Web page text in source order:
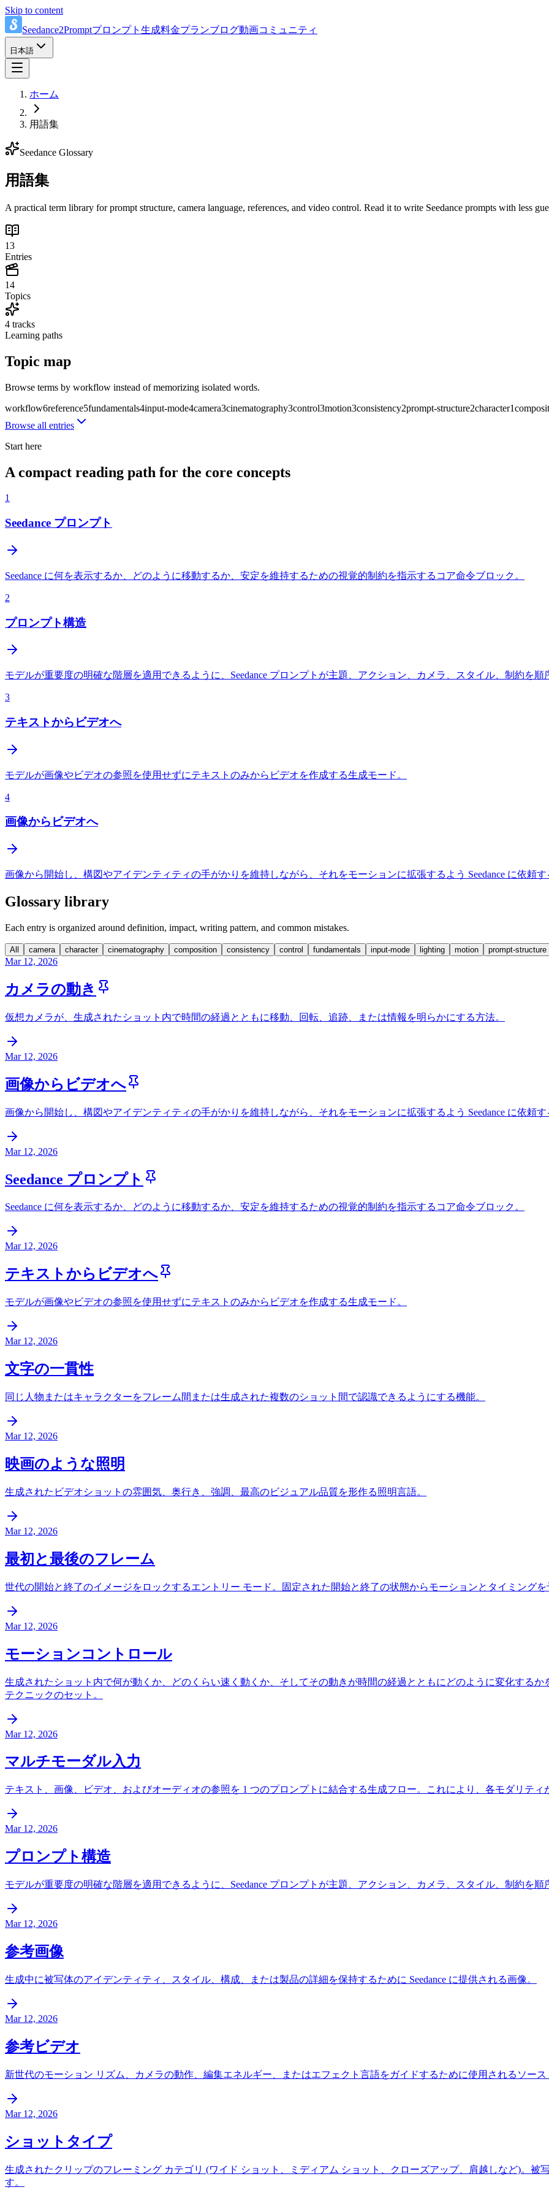
Skip to content
Seedance2Promptプロンプト 生成料金プランブログ動画コミュニティ
日本語
ホーム
用語集
Seedance Glossary
用語集
A practical term library for prompt structure, camera language, references, and video control. Read it to write Seedance prompts with less
13
Entries
14
Topics
4 tracks
Learning paths
Topic map
Browse terms by workflow instead of memorizing isolated words.
workflow6reference5fundamentals4input-mode4camera3cinematography3control3motion3consistency2prompt-structure2character1
Browse all entries
Start here
A compact reading path for the core concepts
1
Seedance プロンプト
Seedance に何を表示するか、どのように移動するか、安定を維持するための視覚的制約を指示するコア命令ブロック。
2
プロンプト構造
モデルが重要度の明確な階層を適用できるように、Seedance プロンプトが主題、アクション、カメラ、スタイル、制約を順
3
テキストからビデオへ
モデルが画像やビデオの参照を使用せずにテキストのみからビデオを作成する生成モード。
4
画像からビデオへ
画像から開始し、構図やアイデンティティの手がかりを維持しながら、それをモーションに拡張するよう Seedance に依頼す
Glossary library
Each entry is organized around definition, impact, writing pattern, and common mistakes.
All camera character cinematography composition consistency control fundamentals input-mode lighting motion prompt-structure
Mar 12, 2026
カメラの動き
仮想カメラが、生成されたショット内で時間の経過とともに移動、回転、追跡、または情報を明らかにする方法。
Mar 12, 2026
画像からビデオへ
画像から開始し、構図やアイデンティティの手がかりを維持しながら、それをモーションに拡張するよう Seedance に依頼す
Mar 12, 2026
Seedance プロンプト
Seedance に何を表示するか、どのように移動するか、安定を維持するための視覚的制約を指示するコア命令ブロック。
Mar 12, 2026
テキストからビデオへ
モデルが画像やビデオの参照を使用せずにテキストのみからビデオを作成する生成モード。
Mar 12, 2026
文字の一貫性
同じ人物またはキャラクターをフレーム間または生成された複数のショット間で認識できるようにする機能。
Mar 12, 2026
映画のような照明
生成されたビデオショットの雰囲気、奥行き、強調、最高のビジュアル品質を形作る照明言語。
Mar 12, 2026
最初と最後のフレーム
世代の開始と終了のイメージをロックするエントリー モード。固定された開始と終了の状態からモーションとタイミングを
Mar 12, 2026
モーションコントロール
生成されたショット内で何が動くか、どのくらい速く動くか、そしてその動きが時間の経過とともにどのように変化する
テクニックのセット。
Mar 12, 2026
マルチモーダル入力
テキスト、画像、ビデオ、およびオーディオの参照を 1 つのプロンプトに結合する生成フロー。これにより、各モダリティ
Mar 12, 2026
プロンプト構造
モデルが重要度の明確な階層を適用できるように、Seedance プロンプトが主題、アクション、カメラ、スタイル、制約を順
Mar 12, 2026
参考画像
生成中に被写体のアイデンティティ、スタイル、構成、または製品の詳細を保持するために Seedance に提供される画像。
Mar 12, 2026
参考ビデオ
新世代のモーション リズム、カメラの動作、編集エネルギー、またはエフェクト言語をガイドするために使用されるソース
Mar 12, 2026
ショットタイプ
生成されたクリップのフレーミング カテゴリ (ワイド ショット、ミディアム ショット、クローズアップ、肩越しなど)。被
す。